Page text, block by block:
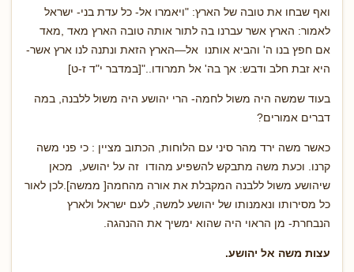
ואף שבחו את טובה של הארץ: "ויאמרו אל- כל עדת בני- ישראל
לאמור: הארץ אשר עברנו בה לתור אותה טובה הארץ מאד ,מאד
אם חפץ בנו ה' והביא אותנו אל—הארץ הזאת ונתנה לנו ארץ אשר-
היא זבת חלב ודבש: אך בה' אל תמרודו.."[במדבר י"ד ז-ט]
בעוד שמשה היה משול לחמה- הרי יהושע היה משול ללבנה, במה
דברים אמורים?
כאשר משה ירד מהר סיני עם הלוחות, הכתוב מציין : כי פני משה
קרנו. וכעת משה מתבקש להשפיע מהודו זה על יהושע, מכאן
שיהושע משול ללבנה המקבלת את אורה מהחמה[ ממשה].לכן לאור
כל מסירותו ונאמנותו של יהושע למשה, לעם ישראל ולארץ
הנבחרת- מן הראוי היה שהוא ימשיך את ההנהגה.
עצות משה אל יהושע.